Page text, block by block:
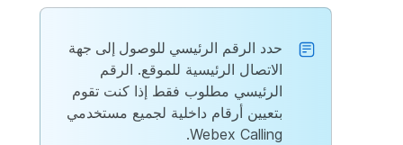
حدد الرقم الرئيسي للوصول إلى جهة
الاتصال الرئيسية للموقع. الرقم
الرئيسي مطلوب فقط إذا كنت تقوم
بتعيين أرقام داخلية لجميع مستخدمي
Webex Calling.